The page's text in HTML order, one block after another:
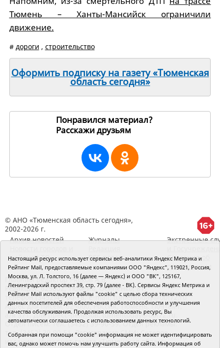
Тюмень – Ханты-Мансийск ограничили
движение.
# дороги , строительство
Оформить подписку на газету «Тюменская
область сегодня»
Понравился материал?
Расскажи друзьям
© АНО «Тюменская область сегодня»,
2002-2026 г.
Архив новостей
районов ТО
Журналы
RSS поток
Экстренные
Сведения об
организации
Главный редактор Рябков А.В.
Редакция: 625002, Тюмень, Осипенко, 81,
телефон (3452)49-00-18, e-mail: tumentoday@obl72.ru
Адрес для писем: 625000, Россия, Тюмень, Почтамт,
а/я 371. Для пресс-релизов: tumentoday@obl72.ru.
Отдел писем: тел. (3452) 39-90-59. Отдел рекламы:
тел. (3452) 39-90-51. Регистрация СМИ: Сетевое
издание «Интернет-газета «Тюменская область
Настоящий ресурс использует сервисы веб-аналитики Яндекс Метрика и
Рейтинг Mail, предоставляемые компаниями ООО "Яндекс", 119021, Россия,
Москва, ул. Л. Толстого, 16 (далее — Яндекс) и ООО "ВК", 125167,
Ленинградский проспект 39, стр. 79 (далее - ВК). Сервисы Яндекс Метрика и
Рейтинг Mail используют файлы "cookie" с целью сбора технических
данных посетителей для обеспечения работоспособности и улучшения
качества обслуживания. Продолжая использовать ресурс, Вы
автоматически соглашаетесь с использованием данных технологий.
Собранная при помощи "cookie" информация не может идентифицировать
вас, однако может помочь нам улучшить работу сайта. Информация об